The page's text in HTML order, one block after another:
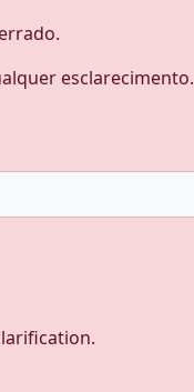
esclarecimento.